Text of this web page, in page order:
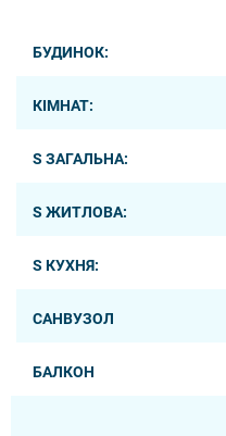
БУДИНОК:
КІМНАТ:
S ЗАГАЛЬНА:
S ЖИТЛОВА:
S КУХНЯ:
САНВУЗОЛ
БАЛКОН